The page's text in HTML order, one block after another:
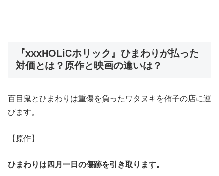
『xxxHOLiCホリック』ひまわりが払った
対価とは？原作と映画の違いは？
百目鬼とひまわりは重傷を負ったワタヌキを侑子の店に運
びます。
【原作】
ひまわりは四月一日の傷跡を引き取ります。